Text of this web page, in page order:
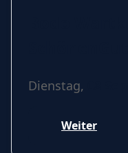
Dienstag,
Weiter